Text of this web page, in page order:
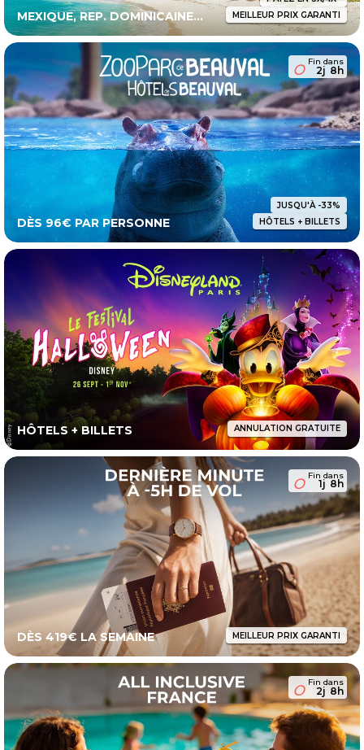
MEXIQUE, REP. DOMINICAINE...
MEILLEUR PRIX GARANTI
Fin dans
2j 8h
DÈS 96€ PAR PERSONNE
JUSQU'À -33%
HÔTELS + BILLETS
HÔTELS + BILLETS ANNULATION GRATUITE
Fin dans
1j 8h
DÈS 419€ LA SEMAINE MEILLEUR PRIX GARANTI
Fin dans
2j 8h